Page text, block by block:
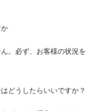
。必ず、お客様の状況を
どうしたらいいですか？